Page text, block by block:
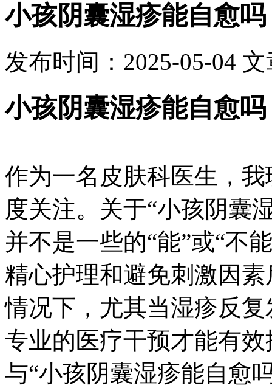
小孩阴囊湿疹能自愈吗
发布时间：2025-05-04 文
小孩阴囊湿疹能自愈吗
作为一名皮肤科医生，
度关注。关于“小孩阴囊
并不是一些的“能”或“不
精心护理和避免刺激因
情况下，尤其当湿疹反
专业的医疗干预才能有
与“小孩阴囊湿疹能自愈